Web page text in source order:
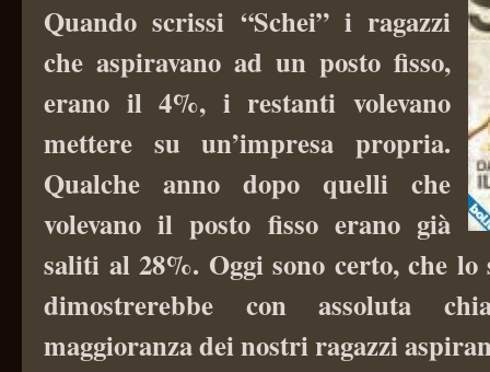
Quando scrissi “Schei” i ragazzi
che aspiravano ad un posto fisso,
erano il 4%, i restanti volevano
mettere su un’impresa propria.
Qualche anno dopo quelli che
volevano il posto fisso erano già
saliti al 28%. Oggi sono certo, che lo
dimostrerebbe con assoluta
maggioranza dei nostri ragazzi